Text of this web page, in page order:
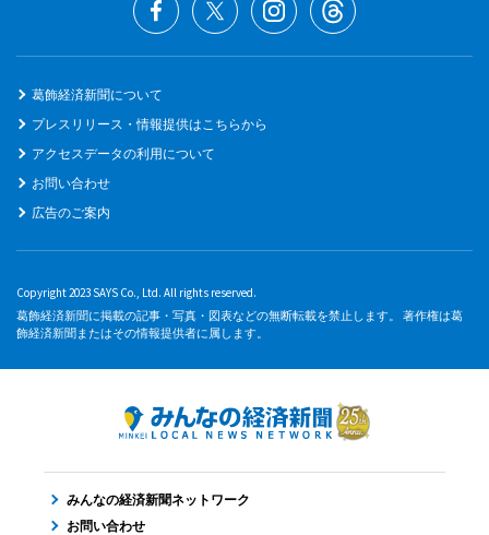
葛飾経済新聞について
プレスリリース・情報提供はこちらから
アクセスデータの利用について
お問い合わせ
広告のご案内
Copyright 2023 SAYS Co., Ltd. All rights reserved.
葛飾経済新聞に掲載の記事・写真・図表などの無断転載を禁止します。 著作権は葛
飾経済新聞またはその情報提供者に属します。
みんなの経済新聞ネットワーク
お問い合わせ